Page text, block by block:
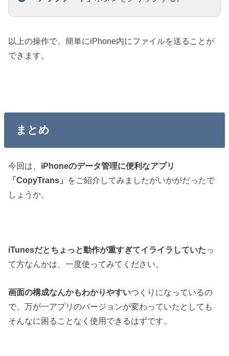
以上の操作で、簡単にiPhone内にファイルを送ることが
できます。
まとめ
今回は、 iPhoneのデータ管理に便利なアプリ
「CopyTrans」 をご紹介してみましたがいかがだったで
しょうか。
iTunesだとちょっと動作が重すぎてイライラしていたっ
て方なんかは、一度使ってみてください。
画面の構成なんかもわかりやすいつくりになっているの
で、万が一アプリのバージョンが変わっていたとしても
そんなに困ることなく使用できるはずです。